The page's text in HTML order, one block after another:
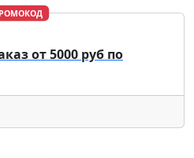
от 5000 руб по